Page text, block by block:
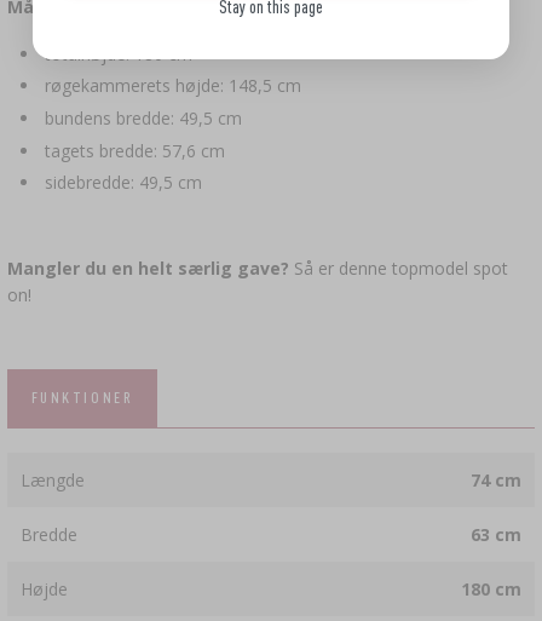
Mål:
totalhøjde: 180 cm
røgekammerets højde: 148,5 cm
bundens bredde: 49,5 cm
tagets bredde: 57,6 cm
sidebredde: 49,5 cm
Mangler du en helt særlig gave? Så er denne topmodel spot
on!
FUNKTIONER
Længde 74 cm
Bredde 63 cm
Højde 180 cm
Stay on this page